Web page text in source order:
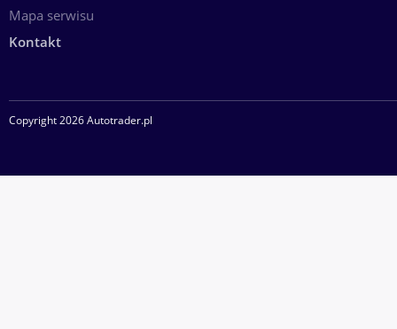
Mapa serwisu
Kontakt
Copyright 2026 Autotrader.pl